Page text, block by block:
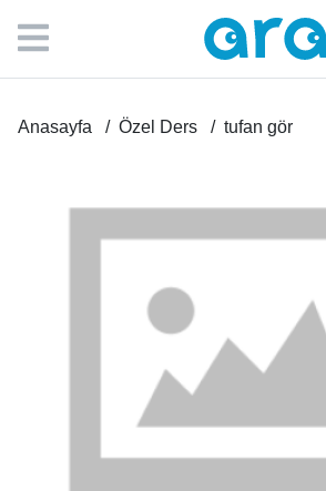
Anasayfa Özel Ders tufan gör